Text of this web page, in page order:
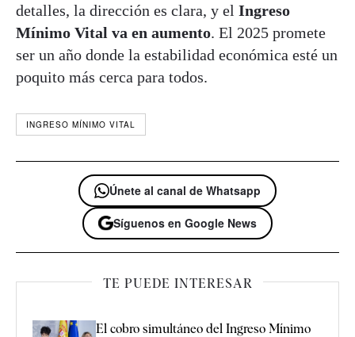
detalles, la dirección es clara, y el Ingreso
Mínimo Vital va en aumento. El 2025 promete
ser un año donde la estabilidad económica esté un
poquito más cerca para todos.
INGRESO MÍNIMO VITAL
Únete al canal de Whatsapp
Síguenos en Google News
TE PUEDE INTERESAR
El cobro simultáneo del Ingreso Mínimo